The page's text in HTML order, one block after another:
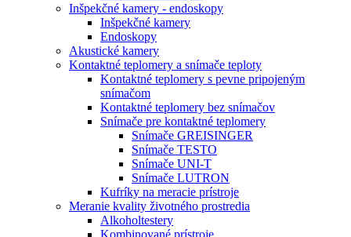
Inšpekčné kamery - endoskopy
Inšpekčné kamery
Endoskopy
Akustické kamery
Kontaktné teplomery a snímače teploty
Kontaktné teplomery s pevne pripojeným
snímačom
Kontaktné teplomery bez snímačov
Snímače pre kontaktné teplomery
Snímače GREISINGER
Snímače TESTO
Snímače UNI-T
Snímače LUTRON
Kufríky na meracie prístroje
Meranie kvality životného prostredia
Alkoholtestery
Kombinované prístroje